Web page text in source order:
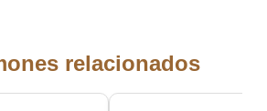
relacionados